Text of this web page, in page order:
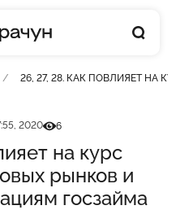
26, 27, 28. КАК ПОВЛИЯЕТ НА
2020Кількість переглядів
6
на курс
рынков и
госзайма